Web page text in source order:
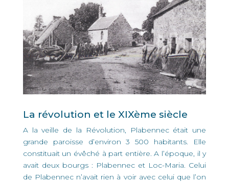
La révolution et le XIXème siècle
A la veille de la Révolution, Plabennec était une
grande paroisse d’environ 3 500 habitants. Elle
constituait un évêché à part entière. A l’époque, il y
avait deux bourgs : Plabennec et Loc-Maria. Celui
de Plabennec n’avait rien à voir avec celui que l’on